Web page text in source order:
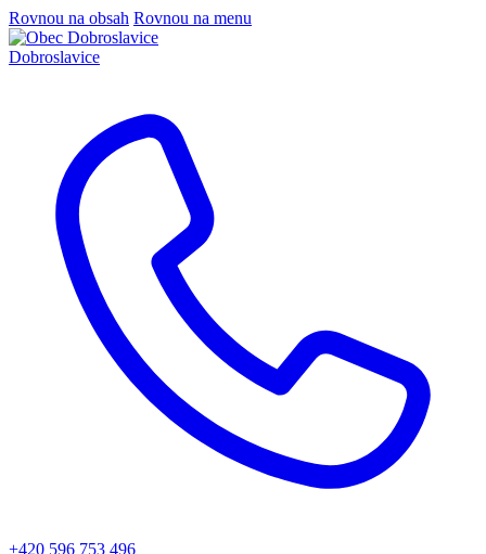
Rovnou na obsah Rovnou na menu
Dobroslavice
+420 596 753 496